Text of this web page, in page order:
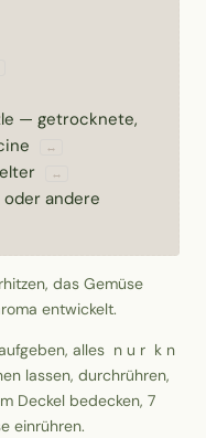
— getrocknete,
↔
↔
oder andere
das Gemüse
entwickelt.
alles n u r k n
lassen, durchrühren,
Deckel bedecken, 7
einrühren.